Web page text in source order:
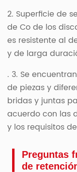
2. Superficie de
de Co de los
es resistente al
y de larga
. 3. Se
de piezas y
bridas y juntas
acuerdo con las
y los requisitos
Preguntas
de